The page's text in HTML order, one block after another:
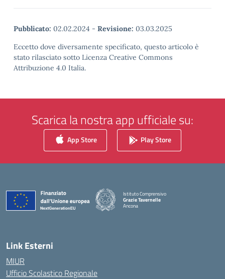
Pubblicato: 02.02.2024 - Revisione: 03.03.2025
Eccetto dove diversamente specificato, questo articolo è
stato rilasciato sotto Licenza Creative Commons
Attribuzione 4.0 Italia.
Scarica la nostra app ufficiale su:
App Store Play Store
Istituto Comprensivo
Grazie Tavernelle
Ancona
Link Esterni
MIUR
Ufficio Scolastico Regionale